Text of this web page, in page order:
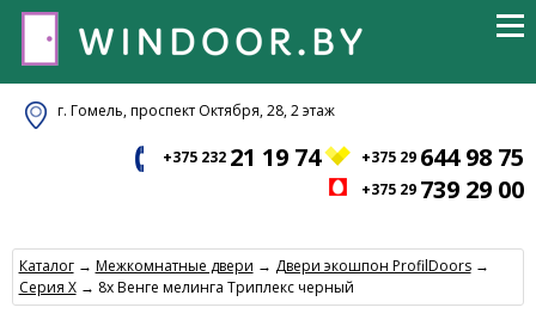
г. Гомель, проспект Октября, 28, 2 этаж
+375 232 21 19 74 +375 29 644 98 75
+375 29 739 29 00
Каталог→ Межкомнатные двери → Двери экошпон ProfilDoors→
Серия X→ 8x Венге мелинга Триплекс черный